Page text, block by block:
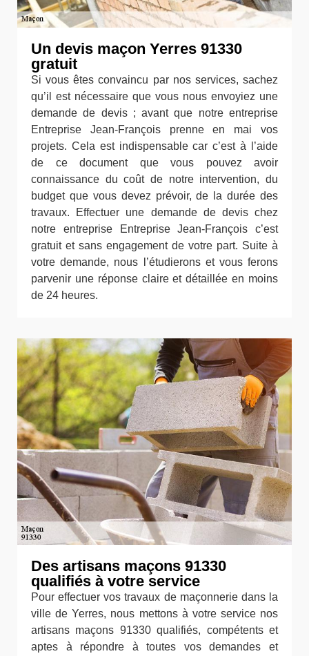
Un devis maçon Yerres 91330
gratuit
Si vous êtes convaincu par nos services, sachez
qu’il est nécessaire que vous nous envoyiez une
demande de devis ; avant que notre entreprise
Entreprise Jean-François prenne en mai vos
projets. Cela est indispensable car c’est à l’aide
de ce document que vous pouvez avoir
connaissance du coût de notre intervention, du
budget que vous devez prévoir, de la durée des
travaux. Effectuer une demande de devis chez
notre entreprise Entreprise Jean-François c’est
gratuit et sans engagement de votre part. Suite à
votre demande, nous l’étudierons et vous ferons
parvenir une réponse claire et détaillée en moins
de 24 heures.
Des artisans maçons 91330
qualifiés à votre service
Pour effectuer vos travaux de maçonnerie dans la
ville de Yerres, nous mettons à votre service nos
artisans maçons 91330 qualifiés, compétents et
aptes à répondre à toutes vos demandes et